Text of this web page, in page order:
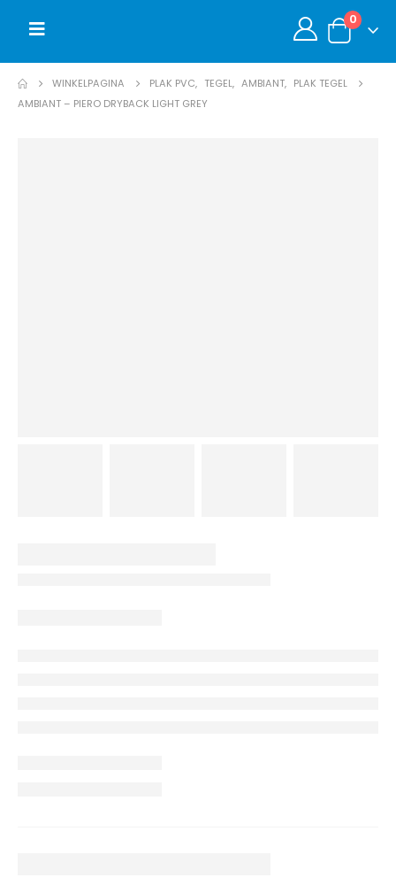
0
WINKELPAGINA PLAK PVC, TEGEL, AMBIANT, PLAK TEGEL
AMBIANT – PIERO DRYBACK LIGHT GREY